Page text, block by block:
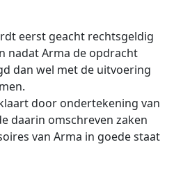
eerst geacht rechtsgeldig
nadat Arma de opdracht
dan wel met de uitvoering
door ondertekening van
daarin omschreven zaken
van Arma in goede staat